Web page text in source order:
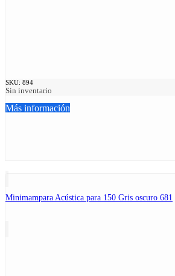
SKU: 894
Sin inventario
Más información
Minimampara Acústica para 150 Gris oscuro 681